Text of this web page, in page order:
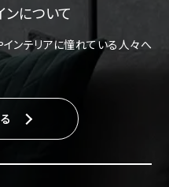
ンについて
ンテリアに憧れている人々へ